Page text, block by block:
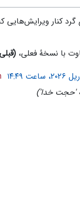
با نسخهٔ فعلی،
'حجت خدا'